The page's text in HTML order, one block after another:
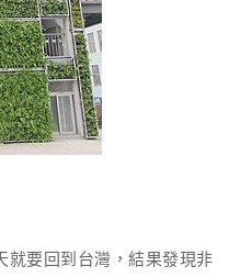
就要回到台灣，結果發現非